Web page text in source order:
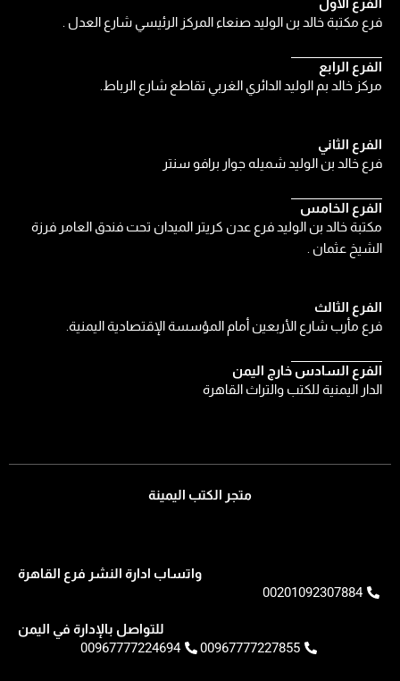
الفرع الثالث
فرع مأرب شارع الأربعين أمام المؤسسة الإقتصادية اليمنية.
الفرع السادس خارج اليمن
الدار اليمنية للكتب والتراث القاهرة
الفرع الثاني
فرع خالد بن الوليد شميله جوار برافو سنتر
الفرع الخامس
مكتبة خالد بن الوليد فرع عدن كريتر الميدان تحت فندق العامر فرزة
الشيخ عثمان .
الفرع الاول
فرع مكتبة خالد بن الوليد صنعاء المركز الرئيسي شارع العدل .
الفرع الرابع
مركز خالد بم الوليد الدائري الغربي تقاطع شارع الرباط.
متجر الكتب اليمينة
واتساب ادارة النشر فرع القاهرة
00201092307884
للتواصل بالإدارة في اليمن
00967777227855
00967777224694